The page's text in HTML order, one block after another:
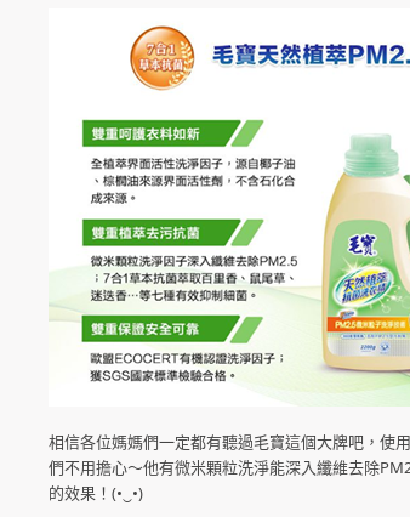
相信各位媽媽們一定都有聽過毛寶這個大牌吧，使
們不用擔心～他有微米顆粒洗淨能深入纖維去除
的效果！(•‿•)